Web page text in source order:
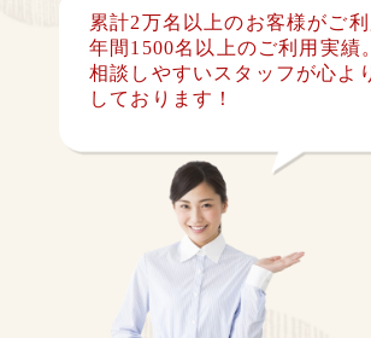
累計2万名以上のお客様がご利
年間1500名以上のご利用実績。
相談しやすいスタッフが心よ
しております！